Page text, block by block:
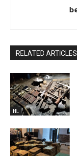
RELATED ARTICLES
HL